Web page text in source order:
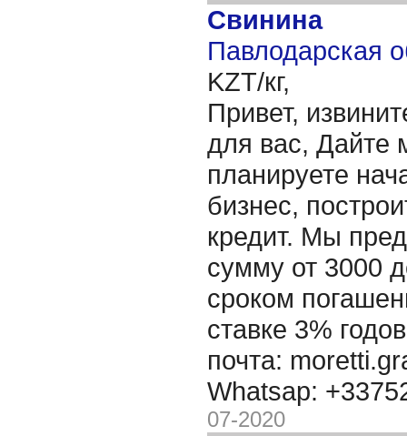
Свинина
Павлодарская
KZT/кг,
Привет,
для вас, Дайте
планируете
бизнес,
кредит. Мы
сумму от 3000
сроком
ставке 3%
почта:
Whatsap:
07-2020